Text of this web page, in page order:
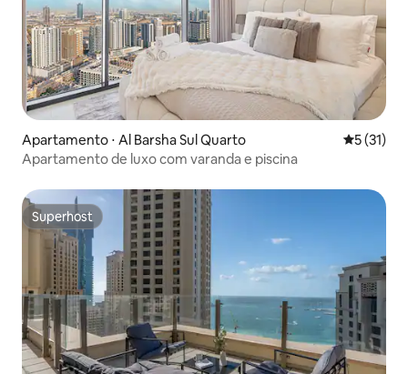
Apartamento ⋅ Al Barsha Sul Quarto 5 de uma
5 (31)
Apartamento de luxo com varanda e piscina
Superhost
Superhost